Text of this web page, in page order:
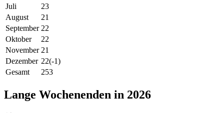
Juli
23
August
21
September 22
Oktober
22
November 21
Dezember 22(-1)
Gesamt
253
Lange Wochenenden in 2026